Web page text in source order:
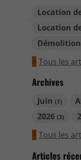
Location
Location
Démolition
Tous les
Archives
Juin (1)
2026 (3)
Tous les
Articles